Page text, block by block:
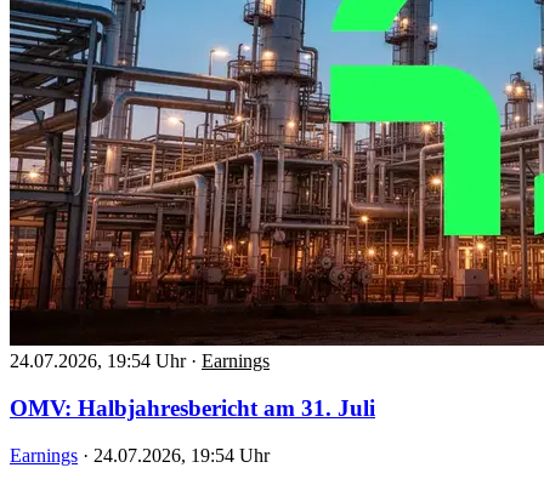
24.07.2026, 19:54 Uhr · Earnings
OMV: Halbjahresbericht am 31. Juli
Earnings · 24.07.2026, 19:54 Uhr